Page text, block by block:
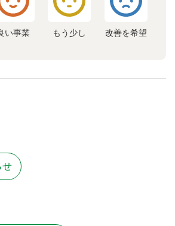
い事業 もう少し 改善を希望
せ